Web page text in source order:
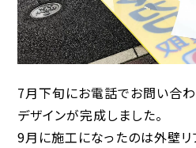
7月下旬にお電話でお問い合
デザインが完成しました。
9月に施工になったのは外壁リ